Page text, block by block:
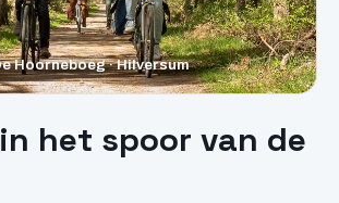
Hoorneboeg · Hilversum
het spoor van de